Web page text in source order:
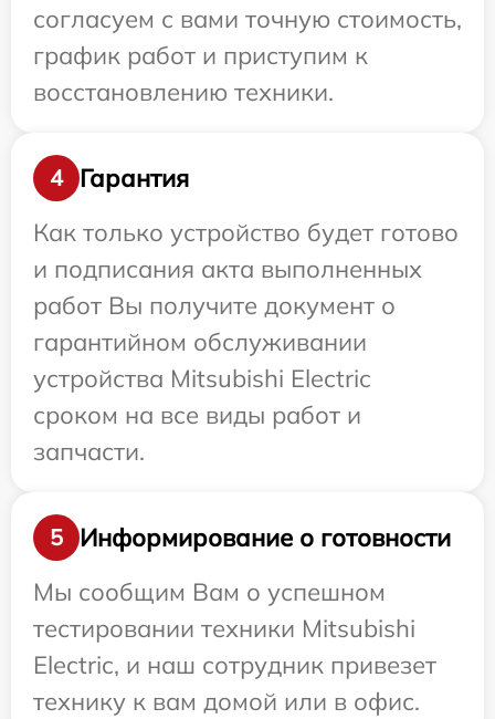
согласуем с вами точную стоимость,
график работ и приступим к
восстановлению техники.
4
Гарантия
Как только устройство будет готово
и подписания акта выполненных
работ Вы получите документ о
гарантийном обслуживании
устройства Mitsubishi Electric
сроком на все виды работ и
запчасти.
5
Информирование о готовности
Мы сообщим Вам о успешном
тестировании техники Mitsubishi
Electric, и наш сотрудник привезет
технику к вам домой или в офис.